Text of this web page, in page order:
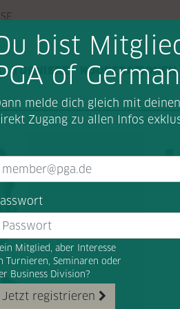
TURNIERE KOOPERATIONEN
bist
of
melde dich gleich mit
Zugang zu allen Infos
Mitglied, aber Interesse
Turnieren, Seminaren oder
Business Division?
Jetzt registrieren